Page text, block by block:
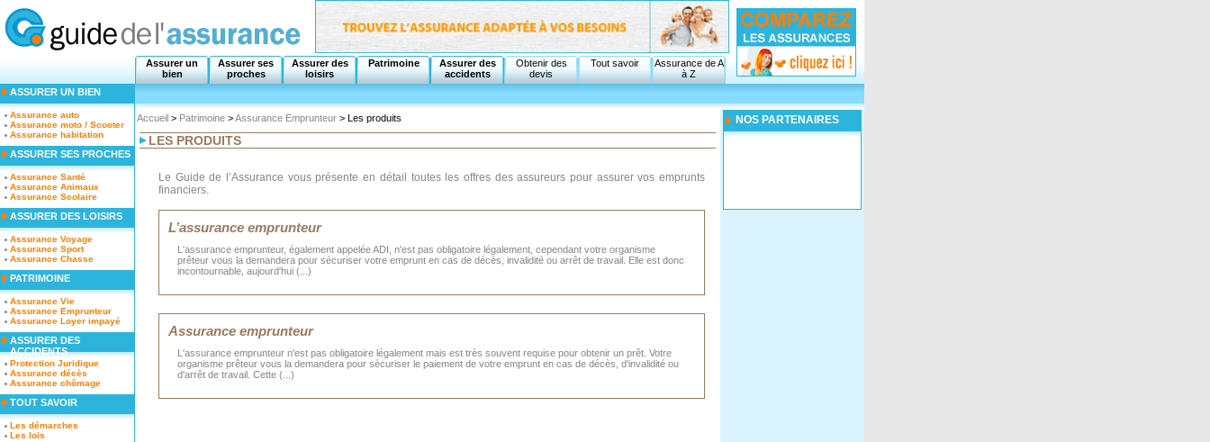
Assurer un
bien
Assurer ses
proches
Assurer des
loisirs
Patrimoine
Assurer des
accidents
Obtenir des
devis
Tout savoir
Assurance de A
à Z
Accueil > Patrimoine >Assurance Emprunteur > Les produits
LES PRODUITS
Le Guide de l’Assurance vous présente en détail toutes les offres des assureurs pour assurer vos emprunts
financiers.
L’assurance emprunteur
L'assurance emprunteur, également appelée ADI, n'est pas obligatoire légalement, cependant votre organisme
prêteur vous la demandera pour sécuriser votre emprunt en cas de décès, invalidité ou arrêt de travail. Elle est donc
incontournable, aujourd'hui (...)
Assurance emprunteur
L'assurance emprunteur n'est pas obligatoire légalement mais est très souvent requise pour obtenir un prêt. Votre
organisme prêteur vous la demandera pour sécuriser le paiement de votre emprunt en cas de décès, d'invalidité ou
d'arrêt de travail. Cette (...)
ASSURER UN BIEN
Assurance auto
Assurance moto / Scooter
Assurance habitation
ASSURER SES PROCHES
Assurance Santé
Assurance Animaux
Assurance Scolaire
ASSURER DES LOISIRS
Assurance Voyage
Assurance Sport
Assurance Chasse
PATRIMOINE
Assurance Vie
Assurance Emprunteur
Assurance Loyer impayé
ASSURER DES
ACCIDENTS
Protection Juridique
Assurance décès
Assurance chômage
TOUT SAVOIR
Les démarches
Les lois
NOS PARTENAIRES